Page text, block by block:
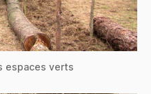
espaces verts